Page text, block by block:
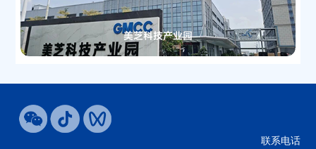
美芝科技产业园
联系电话